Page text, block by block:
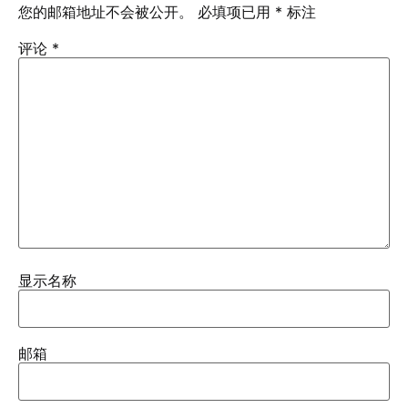
您的邮箱地址不会被公开。 必填项已用 * 标注
评论 *
显示名称
邮箱